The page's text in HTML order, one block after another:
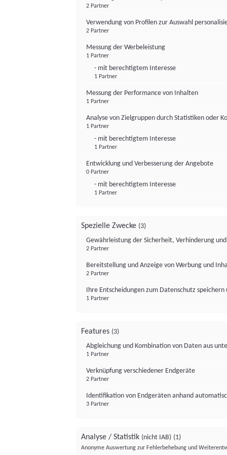
2 Partner
Verwendung von Profilen zur Auswahl
2 Partner
Messung der Werbeleistung
1 Partner
- mit berechtigtem Interesse
1 Partner
Messung der Performance von Inhalten
1 Partner
Analyse von Zielgruppen durch Statistiken oder
1 Partner
- mit berechtigtem Interesse
1 Partner
Entwicklung und Verbesserung der Angebote
0 Partner
- mit berechtigtem Interesse
1 Partner
Spezielle Zwecke (3)
Gewährleistung der Sicherheit, Verhinderung
2 Partner
Bereitstellung und Anzeige von Werbung und
2 Partner
Ihre Entscheidungen zum Datenschutz
1 Partner
Features (3)
Abgleichung und Kombination von Daten aus
1 Partner
Verknüpfung verschiedener Endgeräte
2 Partner
Identifikation von Endgeräten anhand
3 Partner
Analyse / Statistik (nicht IAB) (1)
Anonyme Auswertung zur Fehlerbehebung und